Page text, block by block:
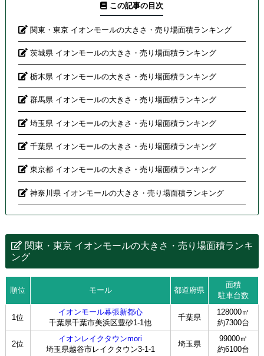
この記事の目次
関東・東京 イオンモールの大きさ・売り場面積ランキング
茨城県 イオンモールの大きさ・売り場面積ランキング
栃木県 イオンモールの大きさ・売り場面積ランキング
群馬県 イオンモールの大きさ・売り場面積ランキング
埼玉県 イオンモールの大きさ・売り場面積ランキング
千葉県 イオンモールの大きさ・売り場面積ランキング
東京都 イオンモールの大きさ・売り場面積ランキング
神奈川県 イオンモールの大きさ・売り場面積ランキング
関東・東京 イオンモールの大きさ・売り場面積ランキ
ング
順位 モール 都道府県
面積
駐車台数
1位
イオンモール幕張新都心
千葉県千葉市美浜区豊砂1-1他
千葉県
128000㎡
約7300台
2位
イオンレイクタウンmori
埼玉県越谷市レイクタウン3-1-1
埼玉県
99000㎡
約6100台